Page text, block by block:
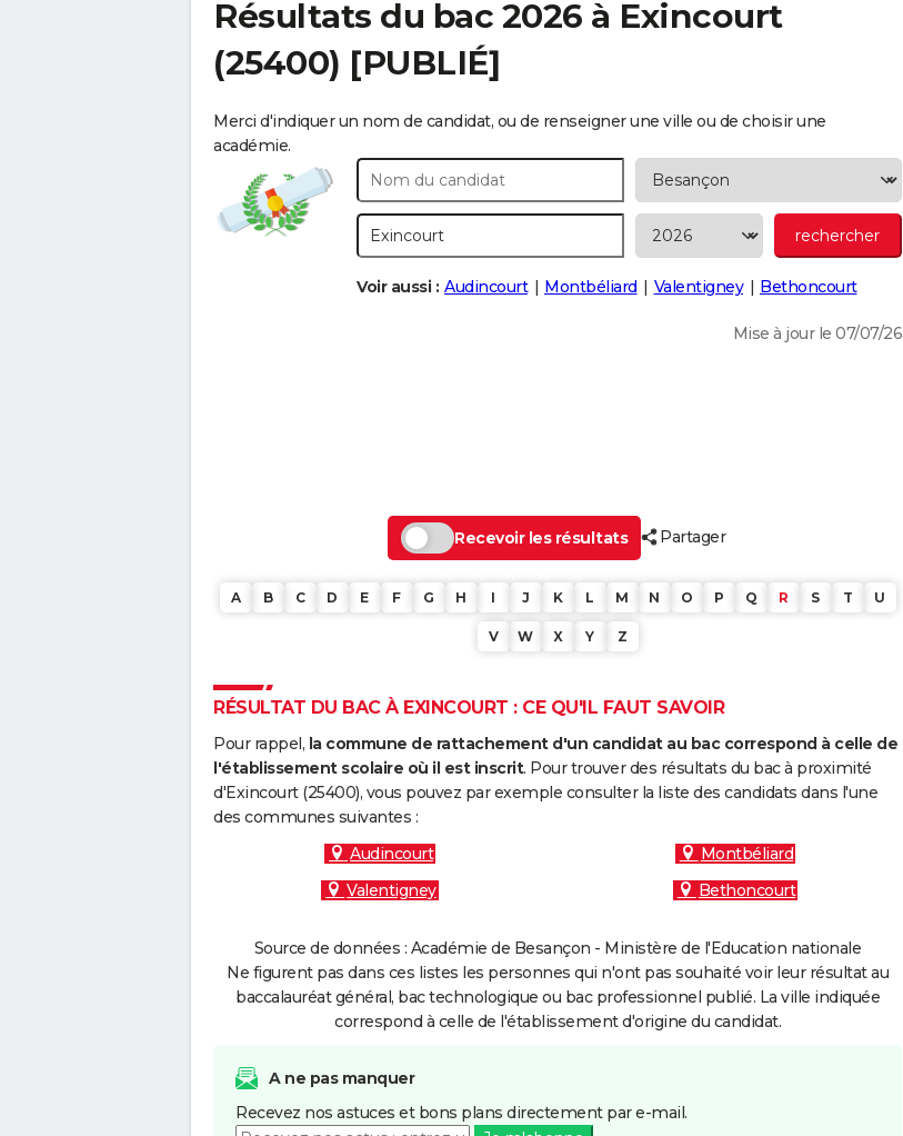
Résultats du bac 2026 à Exincourt
(25400) [PUBLIÉ]
Merci d'indiquer un nom de candidat, ou de renseigner une ville ou de choisir une
académie.
Voir aussi : Audincourt Montbéliard Valentigney Bethoncourt
Mise à jour le 07/07/26
Recevoir les résultats Partager
A B C D E F G H I J K L M N O P Q R S T U
V W X Y Z
RÉSULTAT DU BAC À EXINCOURT : CE QU'IL FAUT SAVOIR
Pour rappel, la commune de rattachement d'un candidat au bac correspond à celle de
l'établissement scolaire où il est inscrit. Pour trouver des résultats du bac à proximité
d'Exincourt (25400), vous pouvez par exemple consulter la liste des candidats dans l'une
des communes suivantes :
Audincourt
Montbéliard
Valentigney
Bethoncourt
Source de données : Académie de Besançon - Ministère de l'Education nationale
Ne figurent pas dans ces listes les personnes qui n'ont pas souhaité voir leur résultat au
baccalauréat général, bac technologique ou bac professionnel publié. La ville indiquée
correspond à celle de l'établissement d'origine du candidat.
A ne pas manquer
Recevez nos astuces et bons plans directement par e-mail.